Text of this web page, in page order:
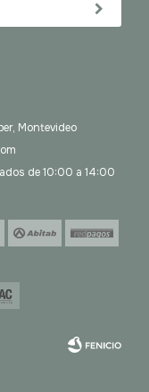
Montevideo
de 10:00 a 14:00